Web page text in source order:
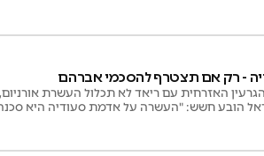
- רק אם תצטרף להסכמי אברהם
האזרחית עם ריאד לא תכלול העשרת
הובע חשש: "העשרה על אדמת סעודיה היא סכנה